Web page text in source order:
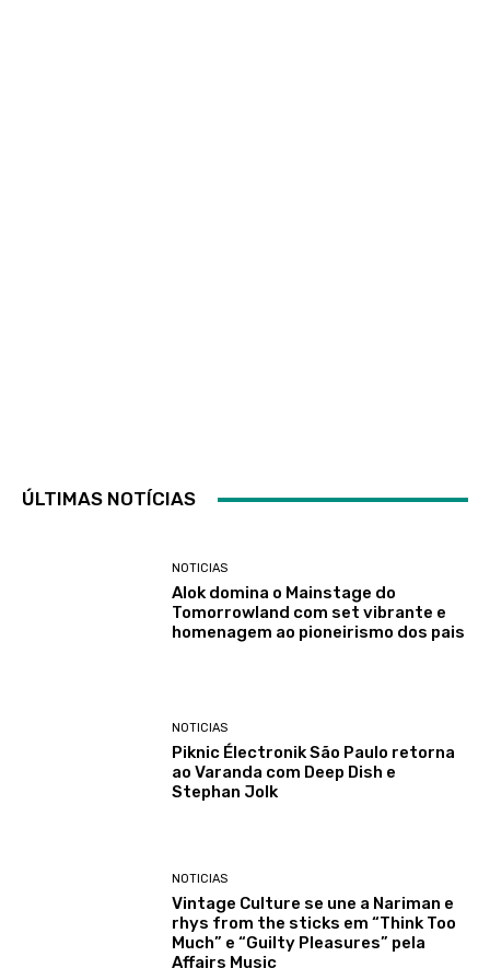
ÚLTIMAS NOTÍCIAS
NOTICIAS
Alok domina o Mainstage do
Tomorrowland com set vibrante e
homenagem ao pioneirismo dos pais
NOTICIAS
Piknic Électronik São Paulo retorna
ao Varanda com Deep Dish e
Stephan Jolk
NOTICIAS
Vintage Culture se une a Nariman e
rhys from the sticks em “Think Too
Much” e “Guilty Pleasures” pela
Affairs Music